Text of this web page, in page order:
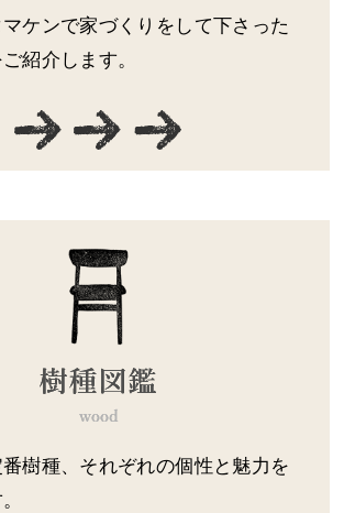
ケンで家づくりをして下さった
紹介します。
樹種、それぞれの個性と魅力を